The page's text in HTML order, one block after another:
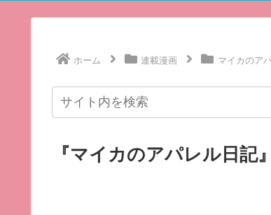
ホーム 連載漫画 マイカのア
『マイカのアパレル日記